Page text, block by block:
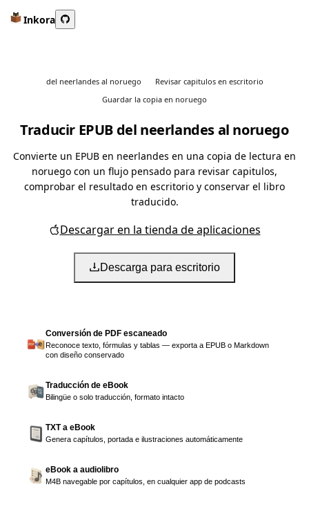
Inkora
del neerlandes al noruego
Revisar capitulos en escritorio
Guardar la copia en noruego
Traducir EPUB del neerlandes al noruego
Convierte un EPUB en neerlandes en una copia de lectura en
noruego con un flujo pensado para revisar capitulos,
comprobar el resultado en escritorio y conservar el libro
traducido.
Descargar en la tienda de aplicaciones
Descarga para escritorio
Conversión de PDF escaneado
Reconoce texto, fórmulas y tablas — exporta a EPUB o Markdown
con diseño conservado
Traducción de eBook
Bilingüe o solo traducción, formato intacto
TXT a eBook
Genera capítulos, portada e ilustraciones automáticamente
eBook a audiolibro
M4B navegable por capítulos, en cualquier app de podcasts